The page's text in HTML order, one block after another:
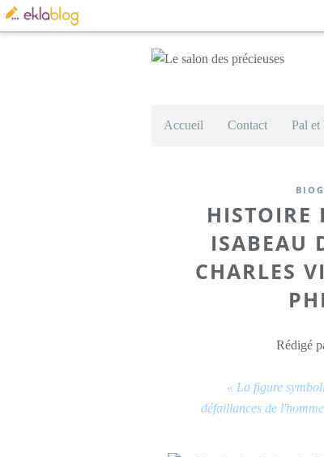
Accueil Contact Pal et
HISTOIRE
ISABEAU
CHARLES
Rédigé
« La figure
défaillances de